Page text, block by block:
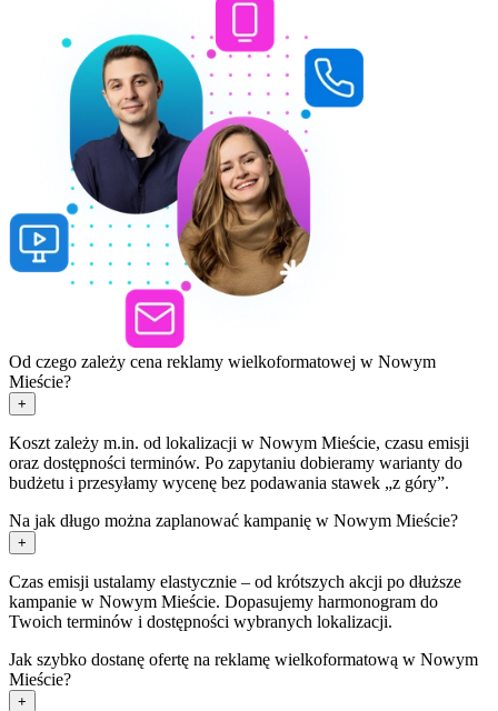
Od czego zależy cena reklamy wielkoformatowej w Nowym
Mieście?
+
Koszt zależy m.in. od lokalizacji w Nowym Mieście, czasu emisji
oraz dostępności terminów. Po zapytaniu dobieramy warianty do
budżetu i przesyłamy wycenę bez podawania stawek „z góry”.
Na jak długo można zaplanować kampanię w Nowym Mieście?
+
Czas emisji ustalamy elastycznie – od krótszych akcji po dłuższe
kampanie w Nowym Mieście. Dopasujemy harmonogram do
Twoich terminów i dostępności wybranych lokalizacji.
Jak szybko dostanę ofertę na reklamę wielkoformatową w Nowym
Mieście?
+